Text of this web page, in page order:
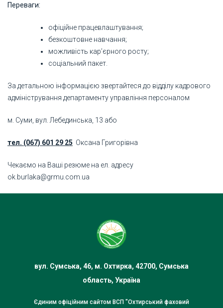
Переваги:
офіційне працевлаштування;
безкоштовне навчання;
можливість кар’єрного росту;
соціальний пакет.
За детальною інформацією звертайтеся до відділу кадрового
адміністрування департаменту управління персоналом
м. Суми, вул. Лебединська, 13 або
тел. (067) 601 29 25 Оксана Григорівна
Чекаємо на Ваші резюме на ел. адресу
ok.burlaka@grmu.com.ua
вул. Сумська, 46, м. Охтирка, 42700, Сумська
область, Україна
Єдиним офіційним сайтом ВСП "Охтирський фаховий